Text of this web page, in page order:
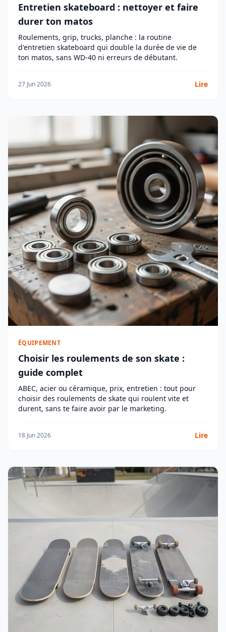
Entretien skateboard : nettoyer et faire
durer ton matos
Roulements, grip, trucks, planche : la routine
d'entretien skateboard qui double la durée de vie de
ton matos, sans WD-40 ni erreurs de débutant.
27 Jun 2026 Lire
ÉQUIPEMENT
Choisir les roulements de son skate :
guide complet
ABEC, acier ou céramique, prix, entretien : tout pour
choisir des roulements de skate qui roulent vite et
durent, sans te faire avoir par le marketing.
18 Jun 2026 Lire